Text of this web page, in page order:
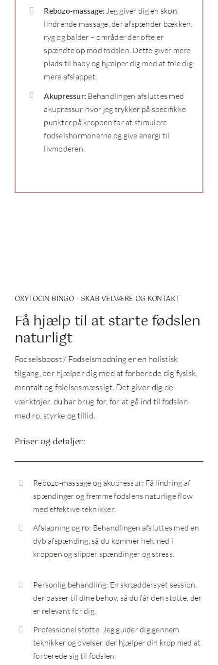
Rebozo-massage: Jeg giver dig en skøn,
lindrende massage, der afspænder bækken,
ryg og balder – områder der ofte er
spændte op mod fødslen. Dette giver mere
plads til baby og hjælper dig med at føle dig
mere afslappet.
Akupressur: Behandlingen afsluttes med
akupressur, hvor jeg trykker på specifikke
punkter på kroppen for at stimulere
fødselshormonerne og give energi til
livmoderen.
OXYTOCIN BINGO – SKAB VELVÆRE OG KONTAKT
Få hjælp til at starte fødslen
naturligt
Fødselsboost / Fødselsmodning er en holistisk
tilgang, der hjælper dig med at forberede dig fysisk,
mentalt og følelsesmæssigt. Det giver dig de
værktøjer, du har brug for, for at gå ind til fødslen
med ro, styrke og tillid.
Priser og detaljer:
Rebozo-massage og akupressur: Få lindring af
spændinger og fremme fødslens naturlige flow
med effektive teknikker.
Afslapning og ro: Behandlingen afsluttes med en
dyb afspænding, så du kommer helt ned i
kroppen og slipper spændinger og stress.
Personlig behandling: En skræddersyet session,
der passer til dine behov, så du får den støtte, der
er relevant for dig.
Professionel støtte: Jeg guider dig gennem
teknikker og øvelser, der hjælper din krop med at
forberede sig til fødslen.